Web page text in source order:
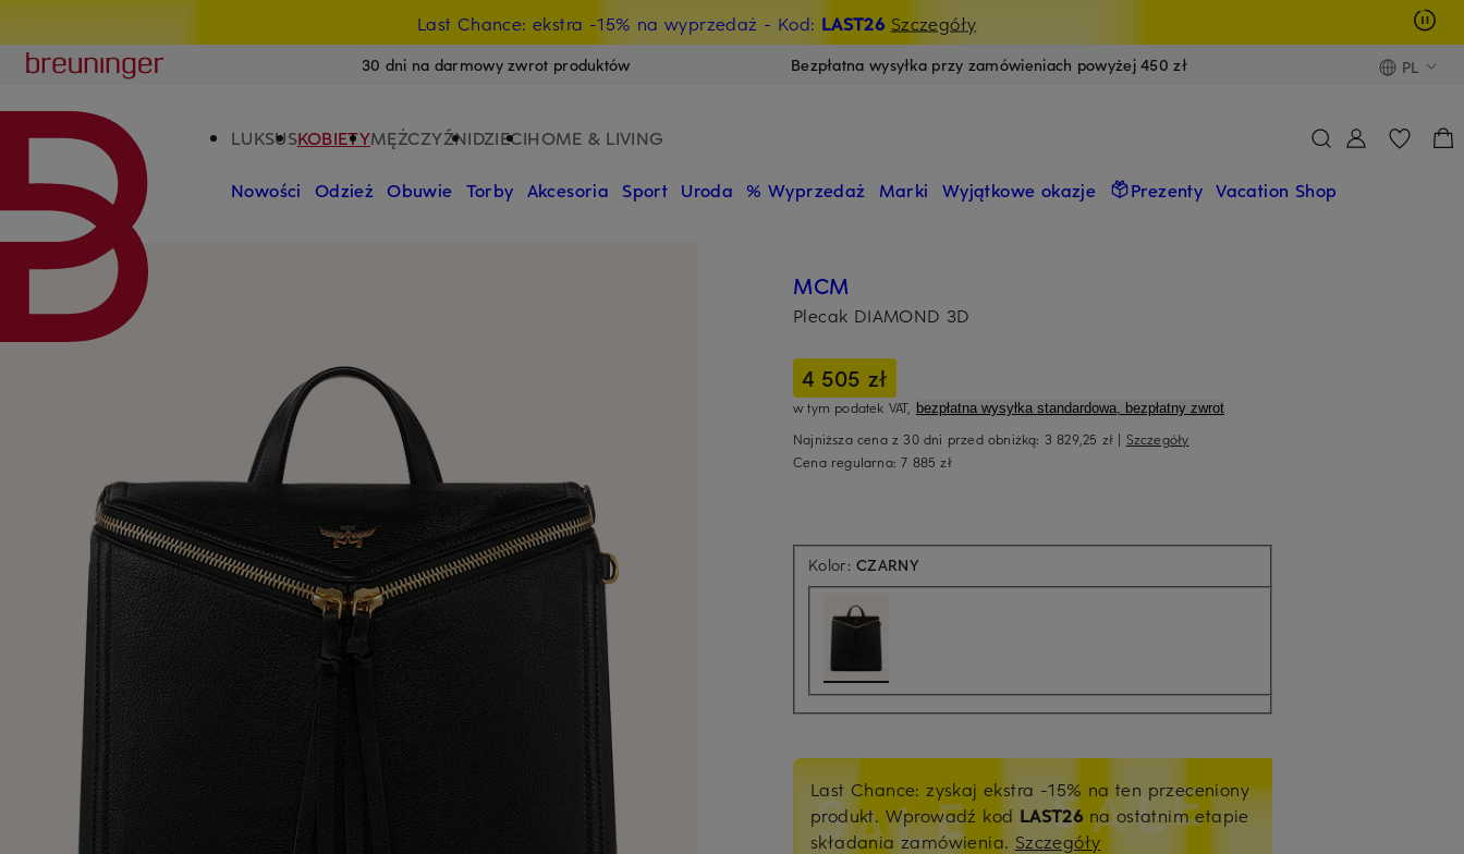
Last Chance: ekstra -15% na wyprzedaż - Kod: LAST26 Szczegóły
Breuninger
30 dni na darmowy zwrot produktów Bezpłatna wysyłka przy zamówieniach powyżej 450 zł PL
LUKSUSKOBIETYMĘŻCZYŹNIDZIECIHOME & LIVING
Nowości Odzież Obuwie Torby Akcesoria Sport Uroda % Wyprzedaż Marki Wyjątkowe okazje Prezenty Vacation Shop
MCM
Plecak DIAMOND 3D
4 505 zł
w tym podatek VAT, bezpłatna wysyłka standardowa, bezpłatny zwrot
Najniższa cena z 30 dni przed obniżką: 3 829,25 zł | Szczegóły
Cena regularna:7 885 zł
Kolor:CZARNY
Last Chance: zyskaj ekstra -15% na ten przeceniony
produkt. Wprowadź kod LAST26 na ostatnim etapie
składania zamówienia. Szczegóły